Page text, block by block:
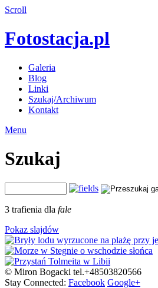
Scroll
Fotostacja.pl
Galeria
Blog
Linki
Szukaj/Archiwum
Kontakt
Menu
Szukaj
3 trafienia dla fale
Pokaz slajdów
© Miron Bogacki tel.+48503820566
Stay Connected: Facebook Google+